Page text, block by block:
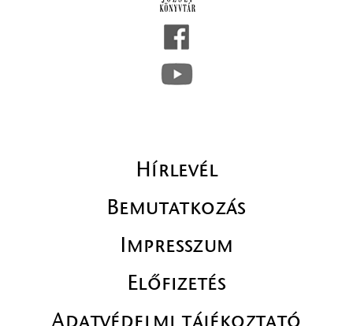
Hírlevél
Bemutatkozás
Impresszum
Előfizetés
Adatvédelmi tájékoztató